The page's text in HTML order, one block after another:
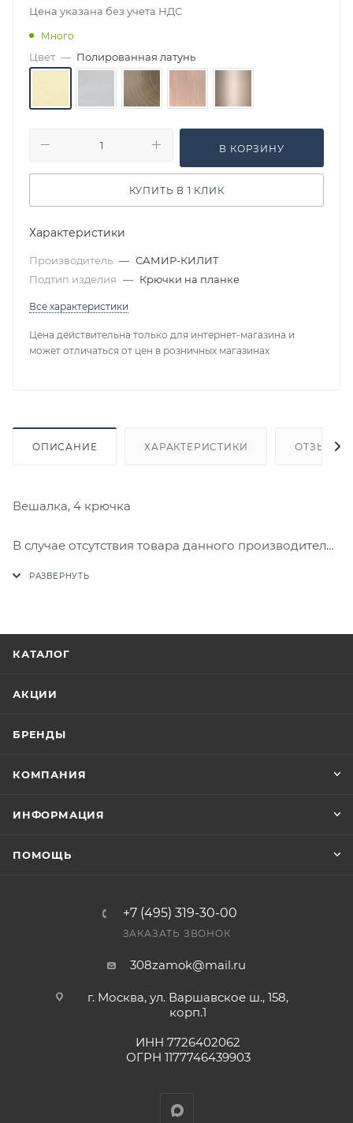
Цена указана без учета НДС
Много
Цвет — Полированная латунь
В КОРЗИНУ
КУПИТЬ В 1 КЛИК
Характеристики
Производитель — САМИР-КИЛИТ
Подтип изделия — Крючки на планке
Все характеристики
Цена действительна только для интернет-магазина и
может отличаться от цен в розничных магазинах
ОПИСАНИЕ ХАРАКТЕРИСТИКИ ОТЗЫВЫ
Вешалка, 4 крючка
В случае отсутствия товара данного производителя
счете после проверки товара на наличие на складе.
оплата выставленного счета.
КАТАЛОГ
АКЦИИ
БРЕНДЫ
КОМПАНИЯ
ИНФОРМАЦИЯ
ПОМОЩЬ
+7 (495) 319-30-00
ЗАКАЗАТЬ ЗВОНОК
308zamok@mail.ru
г. Москва, ул. Варшавское ш., 158,
корп.1
ИНН 7726402062
ОГРН 1177746439903